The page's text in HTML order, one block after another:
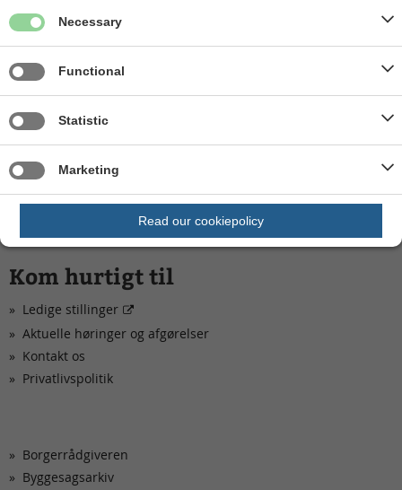
Erhverv og arbejdsmarked
Udviklingsstrategi, kommuneplan og
lokalplaner
Kom hurtigt til
Ledige stillinger
Aktuelle høringer og afgørelser
Kontakt os
Privatlivspolitik
Borgerrådgiveren
Byggesagsarkiv
Necessary
Functional
Statistic
Marketing
Read our cookiepolicy